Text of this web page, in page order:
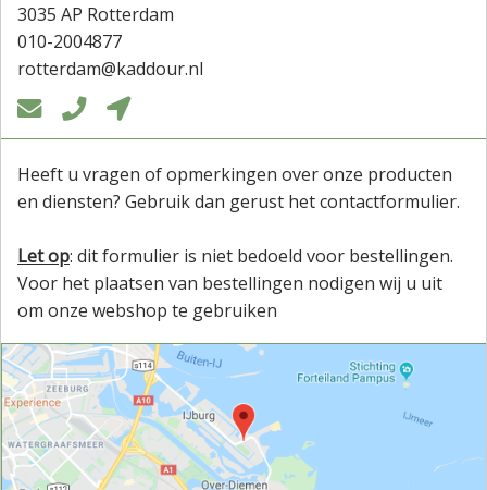
3035 AP Rotterdam
010-2004877
rotterdam@kaddour.nl
  
Heeft u vragen of opmerkingen over onze producten
en diensten? Gebruik dan gerust het contactformulier.
Let op: dit formulier is niet bedoeld voor bestellingen.
Voor het plaatsen van bestellingen nodigen wij u uit
om onze webshop te gebruiken